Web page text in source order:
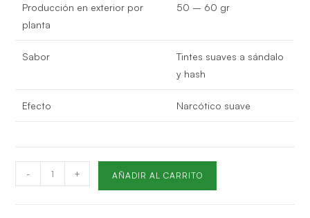
Producción en exterior por
planta
50 – 60 gr
Sabor
Tintes suaves a sándalo
y hash
Efecto Narcótico suave
- + AÑADIR AL CARRITO